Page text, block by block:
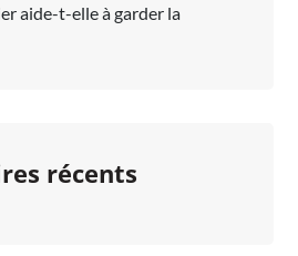
aide-t-elle à garder la
récents